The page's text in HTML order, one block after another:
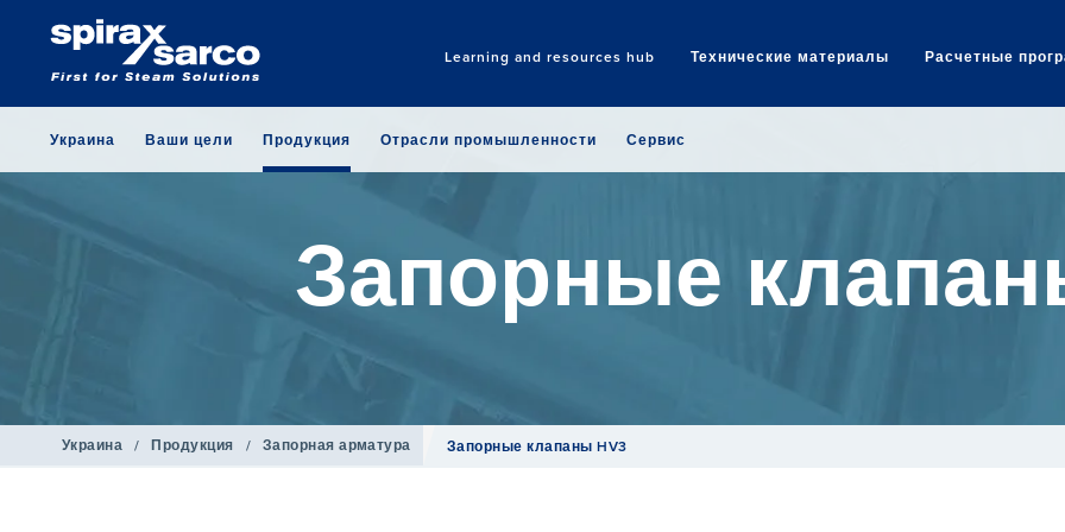
Learning and resources hub Технические материалы Расчетные
Search
Украина Ваши цели Продукция Отрасли промышленности Сервис
Запорные
Украина / Продукция / Запорная арматура Запорные клапаны HV3